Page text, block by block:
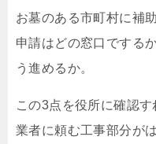
お墓のある市町村に補
申請はどの窓口でする
う進めるか。
この3点を役所に確認
業者に頼む工事部分が